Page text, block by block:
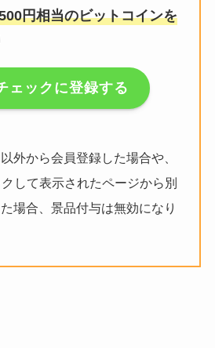
円相当のビットコインを
ェックに登録する
外から会員登録した場合や、
して表示されたページから別
場合、景品付与は無効になり